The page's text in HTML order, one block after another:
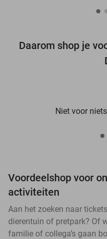
Daarom shop je
Niet voor
Voordeelshop voor
activiteiten
Aan het zoeken naar
dierentuin of pretpark? Of
familie of collega’s gaan